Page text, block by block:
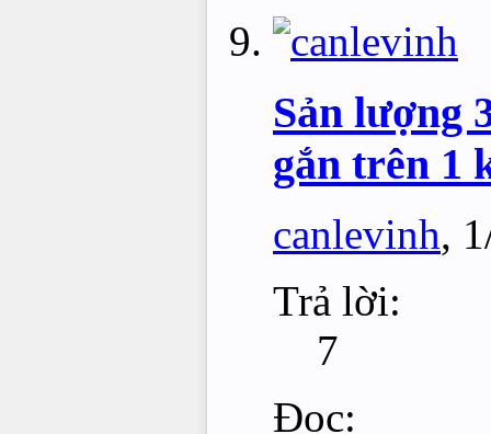
Sản lượng
gắn trên 1
canlevinh,
Trả lời:
7
Đọc: